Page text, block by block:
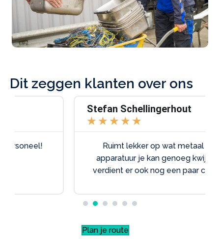
Dit zeggen klanten over ons
Stefan Schellingerhout
Ruimt lekker op wat metaal of oude
apparatuur je kan genoeg kwijt bij ze en
verdient er ook nog een paar centen aan.
Plan je route